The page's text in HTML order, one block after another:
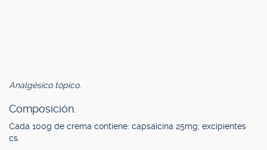
Analgésico tópico.
Composición.
Cada 100g de crema contiene: capsaicina 25mg; excipientes
cs.